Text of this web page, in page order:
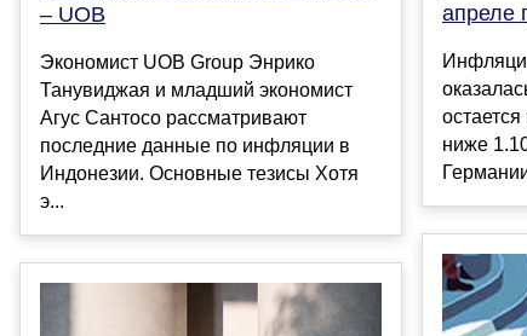
– UOB
Экономист UOB Group Энрико
Танувиджая и младший экономист
Агус Сантосо рассматривают
последние данные по инфляции в
Индонезии. Основные тезисы Хотя
э...
апреле
ниже